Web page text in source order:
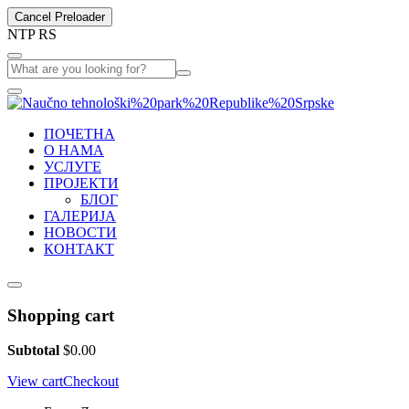
Cancel Preloader
NTP RS
ПОЧЕТНА
О НАМА
УСЛУГЕ
ПРОЈЕКТИ
БЛОГ
ГАЛЕРИЈА
НОВОСТИ
КОНТАКТ
Shopping cart
Subtotal $0.00
View cartCheckout